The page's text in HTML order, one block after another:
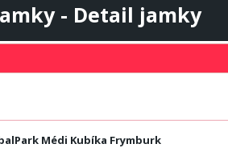
- Detail jamky
Médi Kubíka Frymburk